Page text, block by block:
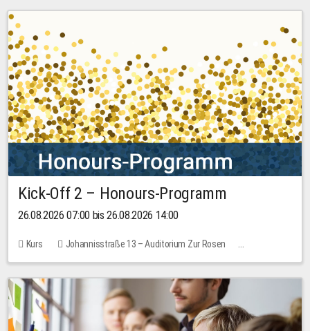
Kick-Off 2 – Honours-Programm
26.08.2026 07:00 bis 26.08.2026 14:00
Kurs
Johannisstraße 13 – Auditorium Zur Rosen
Keine freien Plätze